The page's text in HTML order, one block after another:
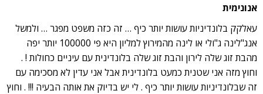
אנונימית
עאלקק בלונדיניות עושות יותר כיף … זה כזה משפט מפגר … ולמשל
אנג"לינה ג"ולי או לינה מהמירוץ למליון היא פי 100000 יותר יפה
מהבת זוג שלה לירון והבת זוג שלה בלונדינית עם עיניים כחולות ! .
וחוץ מזה אני שטנית כמעט בלונדינית אבל אני עדין לא מסכימה עם
זה שבלונדיניות עושות יותר כיף . לי יש בדיוק את אותה הבעיה !!! . וחוץ